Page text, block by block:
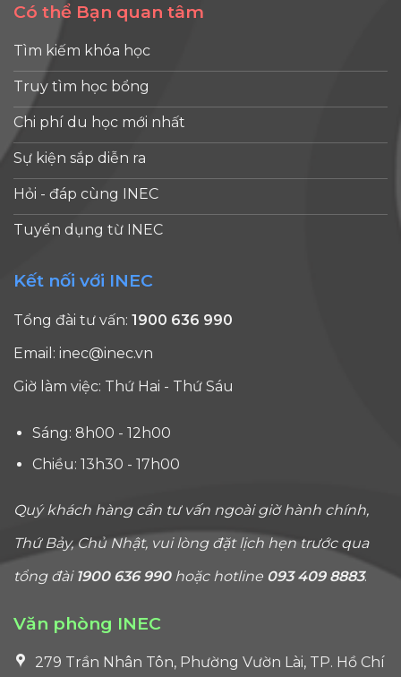
Có thể Bạn quan tâm
Tìm kiếm khóa học
Truy tìm học bổng
Chi phí du học mới nhất
Sự kiện sắp diễn ra
Hỏi - đáp cùng INEC
Tuyển dụng từ INEC
Kết nối với INEC
Tổng đài tư vấn: 1900 636 990
Email: inec@inec.vn
Giờ làm việc: Thứ Hai - Thứ Sáu
Sáng: 8h00 - 12h00
Chiều: 13h30 - 17h00
Quý khách hàng cần tư vấn ngoài giờ hành chính,
Thứ Bảy, Chủ Nhật, vui lòng đặt lịch hẹn trước qua
tổng đài 1900 636 990hoặc hotline 093 409 8883.
Văn phòng INEC
279 Trần Nhân Tôn, Phường Vườn Lài, TP. Hồ Chí